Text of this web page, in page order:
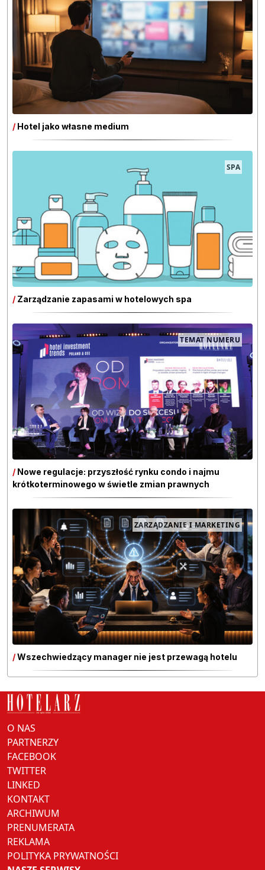
/ Hotel jako własne medium
SPA
/ Zarządzanie zapasami w hotelowych spa
TEMAT NUMERU
/ Nowe regulacje: przyszłość rynku condo i najmu
krótkoterminowego w świetle zmian prawnych
ZARZĄDZANIE I MARKETING
/Wszechwiedzący manager nie jest przewagą hotelu
O NAS
PARTNERZY
FACEBOOK
TWITTER
LINKED
KONTAKT
ARCHIWUM
PRENUMERATA
REKLAMA
POLITYKA PRYWATNOŚCI